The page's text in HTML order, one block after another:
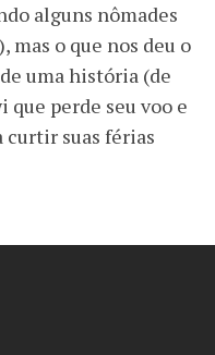
alguns nômades
), mas o que nos deu o
uma história (de
perde seu voo e
curtir suas férias